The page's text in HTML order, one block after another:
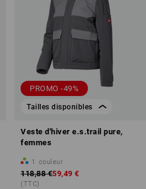
PROMO -49%
Tailles disponibles
Veste d'hiver e.s.trail pure,
femmes
1 couleur
118,88 €59,49 €
(TTC)